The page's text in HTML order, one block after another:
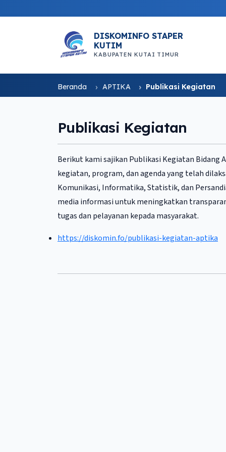
DISKOMINFO STAPER
KUTIM
KABUPATEN KUTAI TIMUR
Beranda APTIKA Publikasi Kegiatan
Publikasi Kegiatan
Berikut kami sajikan Publikasi Kegiatan
kegiatan, program, dan agenda yang telah
Komunikasi, Informatika, Statistik, dan
media informasi untuk meningkatkan
tugas dan pelayanan kepada masyarakat.
https://diskomin.fo/publikasi-kegiatan-aptika